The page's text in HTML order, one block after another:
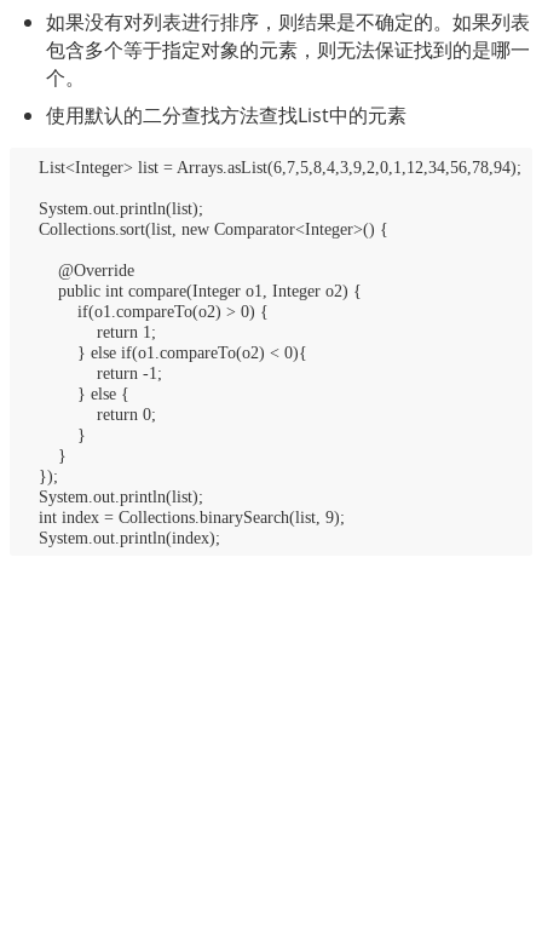
如果没有对列表进行排序，则结果是不确定的。如果列表
包含多个等于指定对象的元素，则无法保证找到的是哪一
个。
使用默认的二分查找方法查找List中的元素
List<Integer> list = Arrays.asList(6,7,5,8,4,3,9,2,0,1,12,34,56,78,94);
System.out.println(list);
Collections.sort(list, new Comparator<Integer>() {
@Override
public int compare(Integer o1, Integer o2) {
if(o1.compareTo(o2) > 0) {
return 1;
} else if(o1.compareTo(o2) < 0){
return -1;
} else {
return 0;
}
}
});
System.out.println(list);
int index = Collections.binarySearch(list, 9);
System.out.println(index);